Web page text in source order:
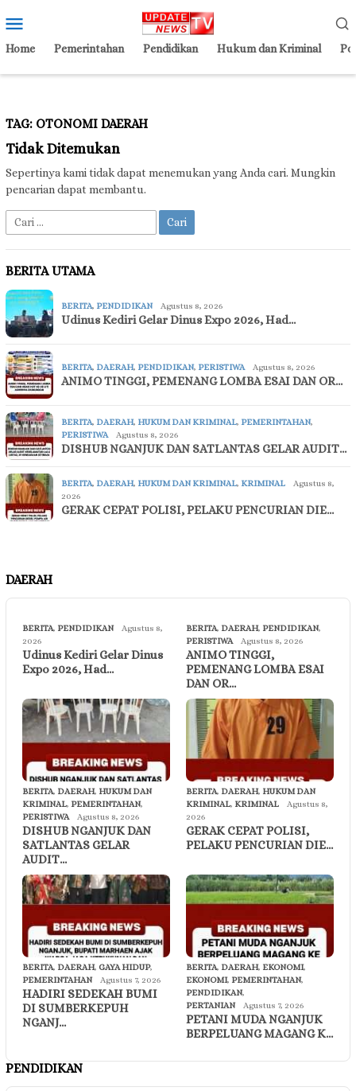
ke
kontenMobile
Home Pemerintahan Pendidikan Hukum dan Kriminal
TAG: OTONOMI DAERAH
Tidak Ditemukan
Sepertinya kami tidak dapat menemukan yang Anda cari. Mungkin
pencarian dapat membantu.
Cari
untuk:
BERITA UTAMA
BERITA, PENDIDIKAN Agustus 8, 2026
Udinus Kediri Gelar Dinus Expo 2026, Had…
BERITA, DAERAH, PENDIDIKAN, PERISTIWA Agustus 8, 2026
ANIMO TINGGI, PEMENANG LOMBA ESAI DAN OR…
BERITA, DAERAH, HUKUM DAN KRIMINAL, PEMERINTAHAN,
PERISTIWA
Agustus 8, 2026
DISHUB NGANJUK DAN SATLANTAS GELAR AUDIT…
BERITA, DAERAH, HUKUM DAN KRIMINAL, KRIMINAL
Agustus 8,
2026
GERAK CEPAT POLISI, PELAKU PENCURIAN DIE…
DAERAH
BERITA, PENDIDIKAN
Agustus 8,
2026
Udinus Kediri Gelar Dinus
Expo 2026, Had…
BERITA, DAERAH, PENDIDIKAN,
PERISTIWA
Agustus 8, 2026
ANIMO TINGGI,
PEMENANG LOMBA ESAI
DAN OR…
BERITA, DAERAH, HUKUM DAN
KRIMINAL, PEMERINTAHAN,
PERISTIWA
Agustus 8, 2026
DISHUB NGANJUK DAN
SATLANTAS GELAR
AUDIT…
BERITA, DAERAH, HUKUM DAN
KRIMINAL, KRIMINAL
Agustus 8,
2026
GERAK CEPAT POLISI,
PELAKU PENCURIAN DIE…
BERITA, DAERAH, GAYA HIDUP,
PEMERINTAHAN
Agustus 7, 2026
HADIRI SEDEKAH BUMI
DI SUMBERKEPUH
NGANJ…
BERITA, DAERAH, EKONOMI,
EKONOMI, PEMERINTAHAN,
PENDIDIKAN,
PERTANIAN
Agustus 7, 2026
PETANI MUDA NGANJUK
BERPELUANG MAGANG K…
PENDIDIKAN